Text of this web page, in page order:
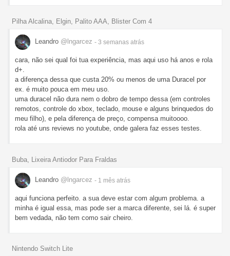
Pilha Alcalina, Elgin, Palito AAA, Blister Com 4
Leandro @lngarcez - 3 semanas atrás
cara, não sei qual foi tua experiência, mas aqui uso há anos e rola
d+.
a diferença dessa que custa 20% ou menos de uma Duracel por
ex. é muito pouca em meu uso.
uma duracel não dura nem o dobro de tempo dessa (em controles
remotos, controle do xbox, teclado, mouse e alguns brinquedos do
meu filho), e pela diferença de preço, compensa muitoooo.
rola até uns reviews no youtube, onde galera faz esses testes.
Buba, Lixeira Antiodor Para Fraldas
Leandro @lngarcez - 1 mês atrás
aqui funciona perfeito. a sua deve estar com algum problema. a
minha é igual essa, mas pode ser a marca diferente, sei lá. é super
bem vedada, não tem como sair cheiro.
Nintendo Switch Lite